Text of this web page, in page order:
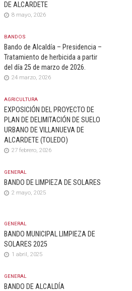
DE ALCARDETE
8 mayo, 2026
BANDOS
Bando de Alcaldía – Presidencia –
Tratamiento de herbicida a partir
del día 25 de marzo de 2026.
24 marzo, 2026
AGRICULTURA
EXPOSICIÓN DEL PROYECTO DE
PLAN DE DELIMITACIÓN DE SUELO
URBANO DE VILLANUEVA DE
ALCARDETE (TOLEDO)
27 febrero, 2026
GENERAL
BANDO DE LIMPIEZA DE SOLARES
2 mayo, 2025
GENERAL
BANDO MUNICIPAL LIMPIEZA DE
SOLARES 2025
1 abril, 2025
GENERAL
BANDO DE ALCALDÍA